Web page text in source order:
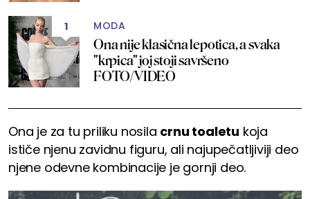
1 MODA
Ona nije klasična lepotica, a svaka
"krpica" joj stoji savršeno
FOTO/VIDEO
Ona je za tu priliku nosila crnu toaletu koja
ističe njenu zavidnu figuru, ali najupečatljiviji deo
njene odevne kombinacije je gornji deo.